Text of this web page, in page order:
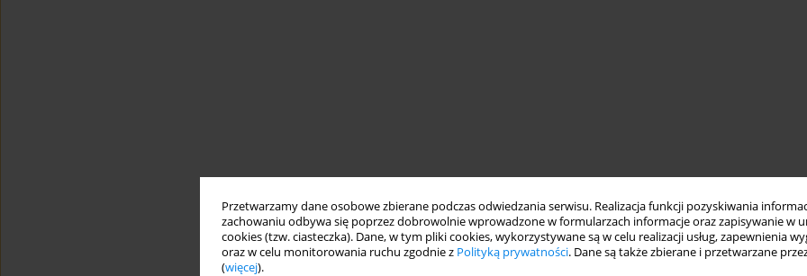
Przetwarzamy dane osobowe zbierane podczas odwiedzania serwisu. Realizacja funkcji pozyskiwania
zachowaniu odbywa się poprzez dobrowolnie wprowadzone w formularzach informacje oraz zapisywanie w
cookies (tzw. ciasteczka). Dane, w tym pliki cookies, wykorzystywane są w celu realizacji usług, zapewnienia
oraz w celu monitorowania ruchu zgodnie z Polityką prywatności. Dane są także zbierane i przetwarzane
(więcej).